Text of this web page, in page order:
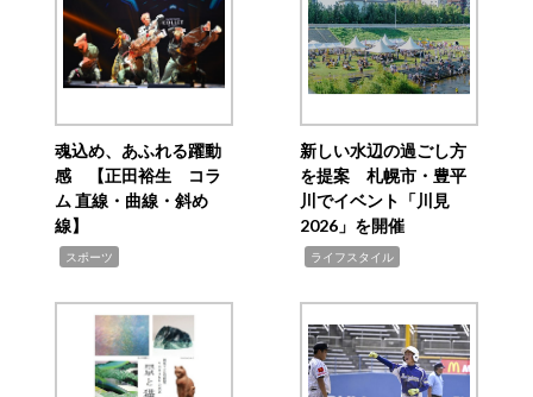
魂込め、あふれる躍動
感 【正田裕生 コラ
ム 直線・曲線・斜め
線】
スポーツ
新しい水辺の過ごし方
を提案 札幌市・豊平
川でイベント「川見
2026」を開催
ライフスタイル